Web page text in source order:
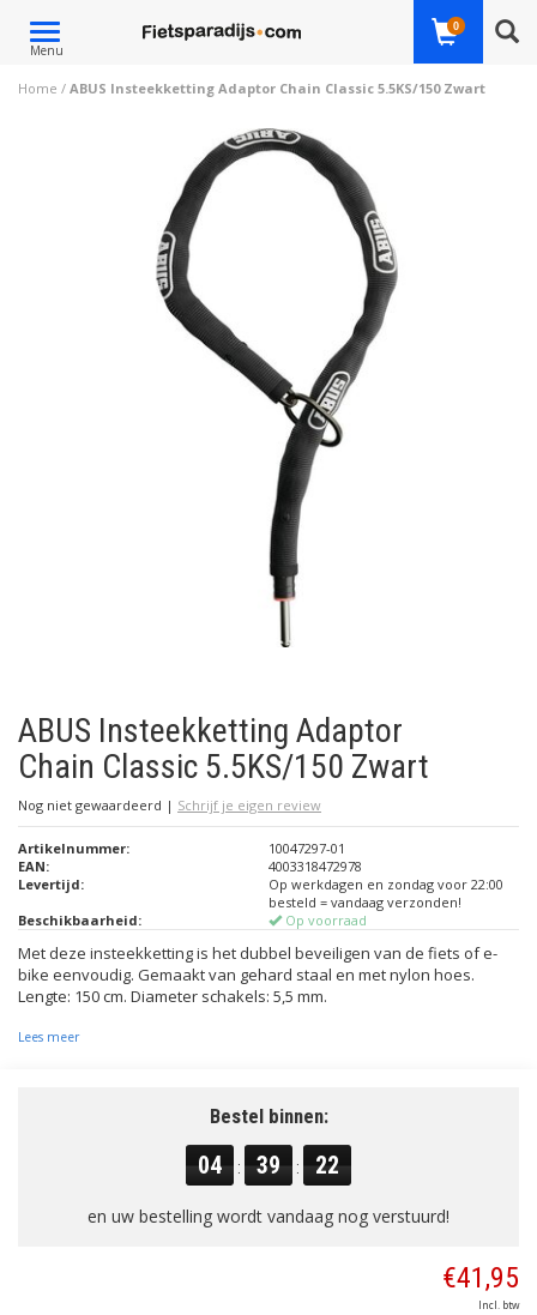
Toggle
navigation
Menu
0
Home / ABUS Insteekketting Adaptor Chain Classic 5.5KS/150 Zwart
ABUS Insteekketting Adaptor
Chain Classic 5.5KS/150 Zwart
Nog niet gewaardeerd | Schrijf je eigen review
Artikelnummer:
10047297-01
EAN:
4003318472978
Levertijd:
Op werkdagen en zondag voor 22:00
besteld = vandaag verzonden!
Beschikbaarheid:
Op voorraad
Met deze insteekketting is het dubbel beveiligen van de fiets of e-
bike eenvoudig. Gemaakt van gehard staal en met nylon hoes.
Lengte: 150 cm. Diameter schakels: 5,5 mm.
Lees meer
Bestel binnen:
04 : 39 : 21
en uw bestelling wordt vandaag nog verstuurd!
€41,95
Incl. btw